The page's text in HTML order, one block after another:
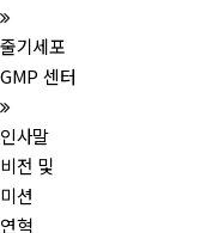
줄기세포
GMP 센터
인사말
비전 및
미션
연혁